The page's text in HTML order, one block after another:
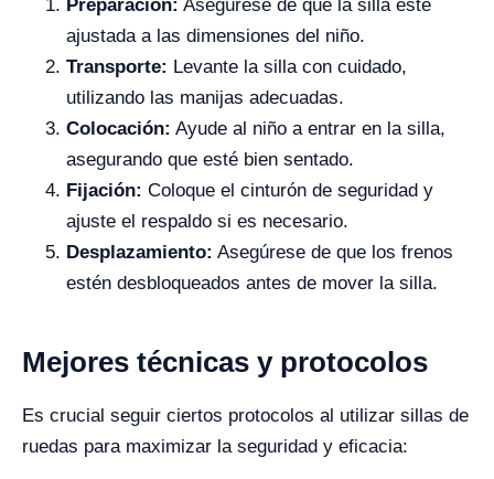
Preparación: Asegúrese de que la silla esté
ajustada a las dimensiones del niño.
Transporte: Levante la silla con cuidado,
utilizando las manijas adecuadas.
Colocación: Ayude al niño a entrar en la silla,
asegurando que esté bien sentado.
Fijación: Coloque el cinturón de seguridad y
ajuste el respaldo si es necesario.
Desplazamiento: Asegúrese de que los frenos
estén desbloqueados antes de mover la silla.
Mejores técnicas y protocolos
Es crucial seguir ciertos protocolos al utilizar sillas de
ruedas para maximizar la seguridad y eficacia: